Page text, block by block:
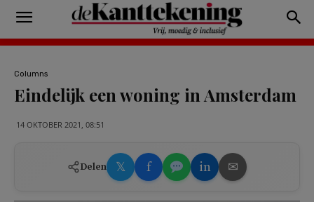
Columns
Eindelijk een woning in Amsterdam
14 OKTOBER 2021, 08:51
Delen 𝕏 f in ✉